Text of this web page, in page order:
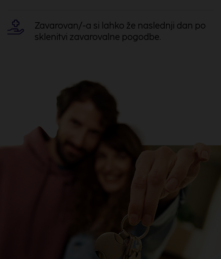
Zavarovan/-a si lahko že naslednji dan po
sklenitvi zavarovalne pogodbe.